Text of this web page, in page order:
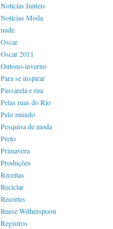
Notícias Inúteis
Notícias Moda
nude
Oscar
Oscar 2011
Outono-inverno
Para se inspirar
Passarela e rua
Pelas ruas do Rio
Pelo mundo
Pesquisa de moda
Preto
Primavera
Produções
Receitas
Reciclar
Recortes
Reese Witherspoon
Registros